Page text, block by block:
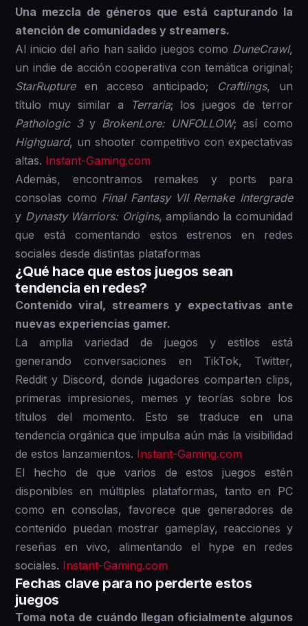
Una mezcla de géneros que está capturando la
atención de comunidades y streamers.
Al inicio del año han salido juegos como DuneCrawl,
un indie de acción cooperativa con temática original;
StarRuptureen acceso anticipado; Craftlings, un
título muy similar a
Terraria; los juegos de terror
Pathologic 3y BrokenLore: UNFOLLOW; así como
Highguard, un shooter competitivo con expectativas
altas. Instant-Gaming.com
Además, encontramos remakes y ports para
consolas como Final Fantasy VII Remake Intergrade
y Dynasty Warriors: Origins, ampliando la comunidad
que está comentando estos estrenos en redes
sociales desde distintas plataformas
¿Qué hace que estos juegos sean
tendencia en redes?
Contenido viral, streamers y expectativas ante
nuevas experiencias gamer.
La amplia variedad de juegos y estilos está
generando conversaciones en TikTok, Twitter,
Reddit y Discord, donde jugadores comparten clips,
primeras impresiones, memes y teorías sobre los
títulos del momento. Esto se traduce en una
tendencia orgánica que impulsa aún más la visibilidad
de estos lanzamientos. Instant-Gaming.com
El hecho de que varios de estos juegos estén
disponibles en múltiples plataformas, tanto en PC
como en consolas, favorece que generadores de
contenido puedan mostrar gameplay, reacciones y
reseñas en vivo, alimentando el hype en redes
sociales. Instant-Gaming.com
Fechas clave para no perderte estos
juegos
Toma nota de cuándo llegan oficialmente algunos